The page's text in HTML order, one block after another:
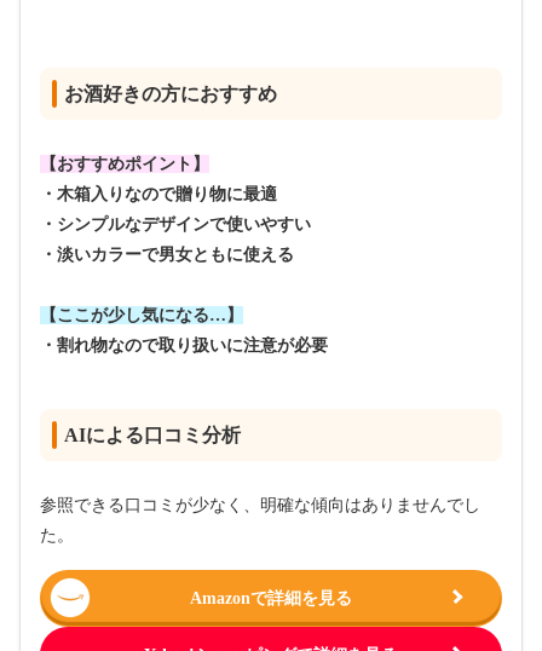
お酒好きの方におすすめ
【おすすめポイント】
・木箱入りなので贈り物に最適
・シンプルなデザインで使いやすい
・淡いカラーで男女ともに使える
【ここが少し気になる…】
・割れ物なので取り扱いに注意が必要
AIによる口コミ分析
参照できる口コミが少なく、明確な傾向はありませんでし
た。
Amazonで詳細を見る